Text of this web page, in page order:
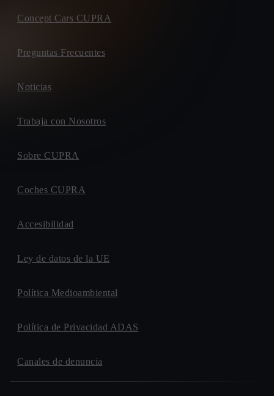
Concept Cars CUPRA
Preguntas Frecuentes
Noticias
Trabaja con Nosotros
Sobre CUPRA
Coches CUPRA
Accesibilidad
Ley de datos de la UE
Política Medioambiental
Política de Privacidad ADAS
Canales de denuncia